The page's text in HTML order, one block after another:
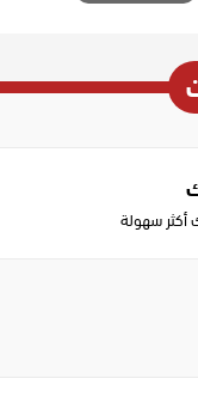
أكثر سهولة